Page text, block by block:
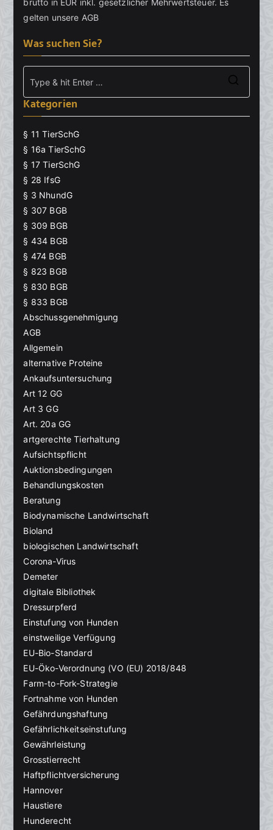
brutto in EUR inkl. gesetzlicher Mehrwertsteuer. Es
gelten unsere AGB
Was suchen Sie?
Kategorien
§ 11 TierSchG
§ 16a TierSchG
§ 17 TierSchG
§ 28 IfsG
§ 3 NhundG
§ 307 BGB
§ 309 BGB
§ 434 BGB
§ 474 BGB
§ 823 BGB
§ 830 BGB
§ 833 BGB
Abschussgenehmigung
AGB
Allgemein
alternative Proteine
Ankaufsuntersuchung
Art 12 GG
Art 3 GG
Art. 20a GG
artgerechte Tierhaltung
Aufsichtspflicht
Auktionsbedingungen
Behandlungskosten
Beratung
Biodynamische Landwirtschaft
Bioland
biologischen Landwirtschaft
Corona-Virus
Demeter
digitale Bibliothek
Dressurpferd
Einstufung von Hunden
einstweilige Verfügung
EU-Bio-Standard
EU-Öko-Verordnung (VO (EU) 2018/848
Farm-to-Fork-Strategie
Fortnahme von Hunden
Gefährdungshaftung
Gefährlichkeitseinstufung
Gewährleistung
Grosstierrecht
Haftpflichtversicherung
Hannover
Haustiere
Hunderecht